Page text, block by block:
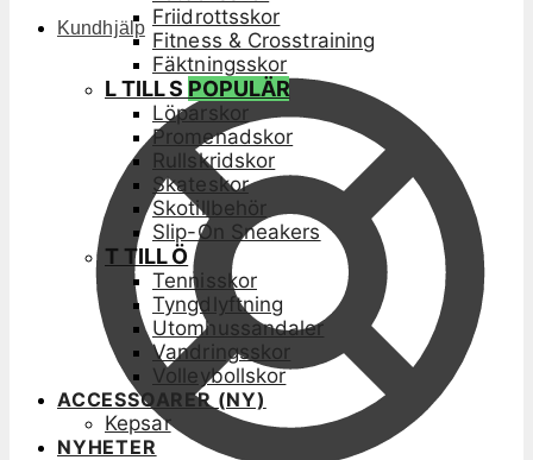
Kundhjälp Friidrottsskor
Fitness & Crosstraining
Fäktningsskor
L TILL S POPULÄR
Löparskor
Promenadskor
Rullskridskor
Skateskor
Skotillbehör
Slip-On Sneakers
T TILL Ö
Tennisskor
Tyngdlyftning
Utomhussandaler
Vandringsskor
Volleybollskor
ACCESSOARER (NY)
Kepsar
NYHETER